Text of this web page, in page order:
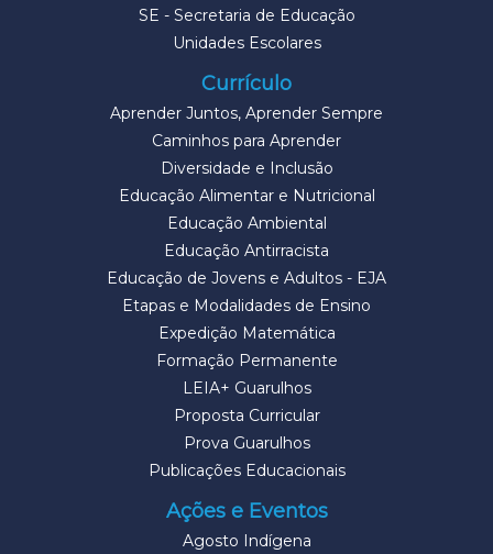
SE - Secretaria de Educação
Unidades Escolares
Currículo
Aprender Juntos, Aprender Sempre
Caminhos para Aprender
Diversidade e Inclusão
Educação Alimentar e Nutricional
Educação Ambiental
Educação Antirracista
Educação de Jovens e Adultos - EJA
Etapas e Modalidades de Ensino
Expedição Matemática
Formação Permanente
LEIA+ Guarulhos
Proposta Curricular
Prova Guarulhos
Publicações Educacionais
Ações e Eventos
Agosto Indígena